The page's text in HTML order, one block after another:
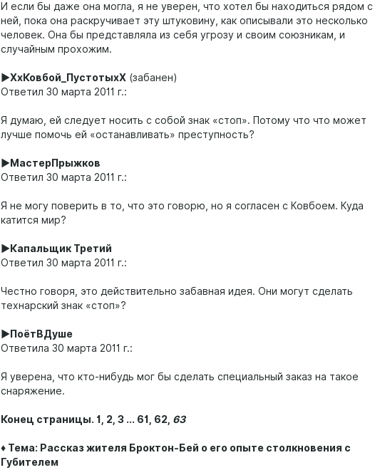
И если бы даже она могла, я не уверен, что хотел бы находиться рядом с
ней, пока она раскручивает эту штуковину, как описывали это несколько
человек. Она бы представляла из себя угрозу и своим союзникам, и
случайным прохожим.
►ХхКовбой_ПустотыхХ (забанен)
Ответил 30 марта 2011 г.:
Я думаю, ей следует носить с собой знак «стоп». Потому что что может
лучше помочь ей «останавливать» преступность?
►МастерПрыжков
Ответил 30 марта 2011 г.:
Я не могу поверить в то, что это говорю, но я согласен с Ковбоем. Куда
катится мир?
►Капальщик Третий
Ответил 30 марта 2011 г.:
Честно говоря, это действительно забавная идея. Они могут сделать
технарский знак «стоп»?
►ПоётВДуше
Ответила 30 марта 2011 г.:
Я уверена, что кто-нибудь мог бы сделать специальный заказ на такое
снаряжение.
Конец страницы. 1, 2, 3 ... 61, 62, 63
♦ Тема: Рассказ жителя Броктон-Бей о его опыте столкновения с
Губителем